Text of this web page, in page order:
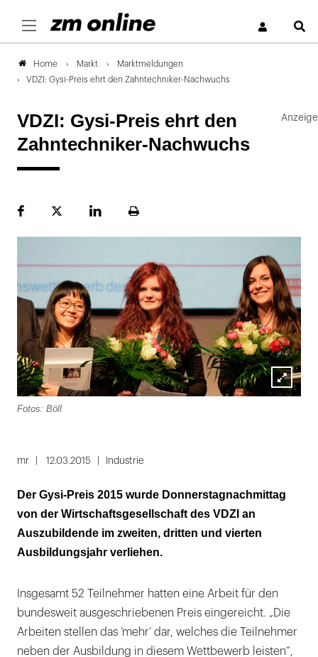
Home Markt
Marktmeldungen
VDZI: Gysi-Preis ehrt den Zahntechniker-Nachwuchs
VDZI: Gysi-Preis ehrt den
Zahntechniker-Nachwuchs
FacebookPlattformLinekdInSeite
Lightbox
Fotos: Böll
mr 12.03.2015 Industrie
Der Gysi-Preis 2015 wurde Donnerstagnachmittag
von der Wirtschaftsgesellschaft des VDZI an
Auszubildende im zweiten, dritten und vierten
Ausbildungsjahr verliehen.
Insgesamt 52 Teilnehmer hatten eine Arbeit für den
bundesweit ausgeschriebenen Preis eingereicht. „Die
Arbeiten stellen das ’mehr’ dar, welches die Teilnehmer
neben der Ausbildung in diesem Wettbewerb leisten“,